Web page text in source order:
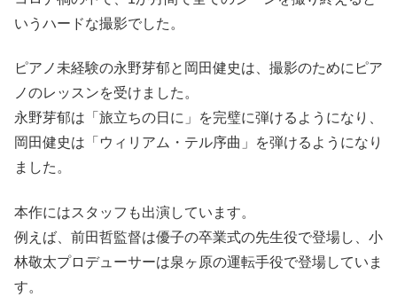
いうハードな撮影でした。
ピアノ未経験の永野芽郁と岡田健史は、撮影のためにピア
ノのレッスンを受けました。
永野芽郁は「旅立ちの日に」を完璧に弾けるようになり、
岡田健史は「ウィリアム・テル序曲」を弾けるようになり
ました。
本作にはスタッフも出演しています。
例えば、前田哲監督は優子の卒業式の先生役で登場し、小
林敬太プロデューサーは泉ヶ原の運転手役で登場していま
す。